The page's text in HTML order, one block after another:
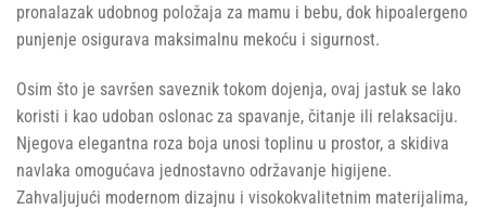
pronalazak udobnog položaja za mamu i bebu, dok hipoalergeno
punjenje osigurava maksimalnu mekoću i sigurnost.
Osim što je savršen saveznik tokom dojenja, ovaj jastuk se lako
koristi i kao udoban oslonac za spavanje, čitanje ili relaksaciju.
Njegova elegantna roza boja unosi toplinu u prostor, a skidiva
navlaka omogućava jednostavno održavanje higijene.
Zahvaljujući modernom dizajnu i visokokvalitetnim materijalima,